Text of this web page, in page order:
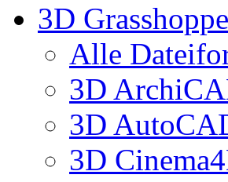
3D
Alle
3D
3D
3D